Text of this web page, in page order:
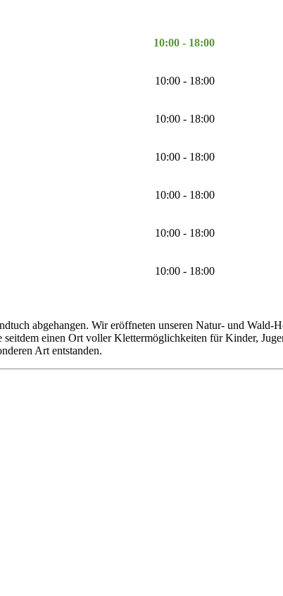
10:00 - 18:00
10:00 - 18:00
10:00 - 18:00
10:00 - 18:00
10:00 - 18:00
10:00 - 18:00
10:00 - 18:00
abgehangen. Wir eröffneten unseren Natur- und
einen Ort voller Klettermöglichkeiten für Kinder,
Art entstanden.